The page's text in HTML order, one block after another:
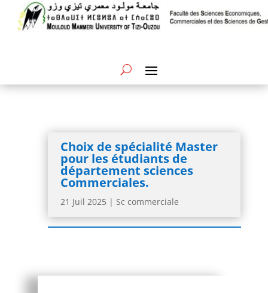
Choix de spécialité Master
pour les étudiants de
département sciences
Commerciales.
21 Juil 2025 | Sc commerciale